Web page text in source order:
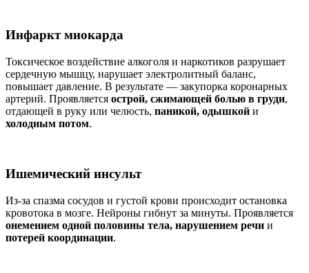
Инфаркт миокарда
Токсическое воздействие алкоголя и наркотиков разрушает
сердечную мышцу, нарушает электролитный баланс,
повышает давление. В результате — закупорка коронарных
артерий. Проявляется острой, сжимающей болью в груди,
отдающей в руку или челюсть, паникой, одышкой и
холодным потом.
Ишемический инсульт
Из-за спазма сосудов и густой крови происходит остановка
кровотока в мозге. Нейроны гибнут за минуты. Проявляется
онемением одной половины тела, нарушением речи и
потерей координации.